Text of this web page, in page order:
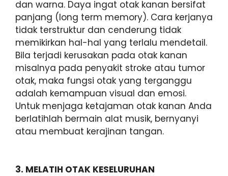
dan warna. Daya ingat otak kanan bersifat
panjang (long term memory). Cara kerjanya
tidak terstruktur dan cenderung tidak
memikirkan hal-hal yang terlalu mendetail.
Bila terjadi kerusakan pada otak kanan
misalnya pada penyakit stroke atau tumor
otak, maka fungsi otak yang terganggu
adalah kemampuan visual dan emosi.
Untuk menjaga ketajaman otak kanan Anda
berlatihlah bermain alat musik, bernyanyi
atau membuat kerajinan tangan.
3. MELATIH OTAK KESELURUHAN